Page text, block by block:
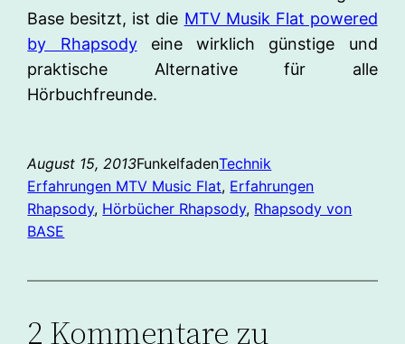
Base besitzt, ist die MTV Musik Flat powered
by Rhapsodyeine wirklich günstige und
praktische Alternative für alle
Hörbuchfreunde.
August 15, 2013FunkelfadenTechnik
Erfahrungen MTV Music Flat, Erfahrungen
Rhapsody, Hörbücher Rhapsody, Rhapsody von
BASE
2 Kommentare zu